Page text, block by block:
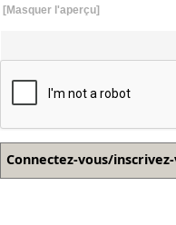
[Masquer l'aperçu]